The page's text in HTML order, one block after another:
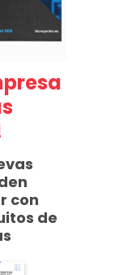
con
de